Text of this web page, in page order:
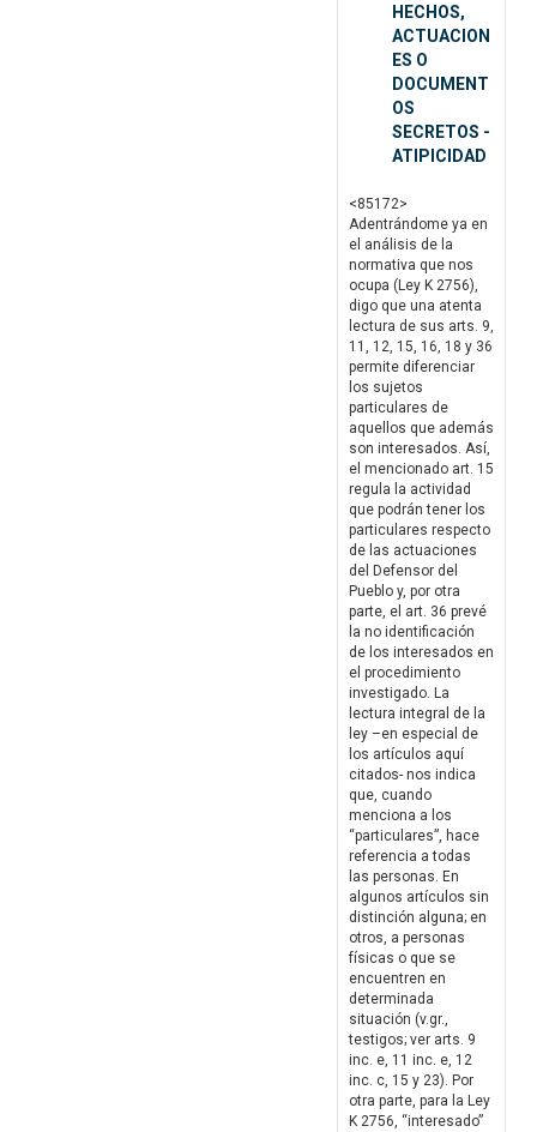
HECHOS,
ACTUACION
ES O
DOCUMENT
OS
SECRETOS -
ATIPICIDAD
<85172>
Adentrándome ya en
el análisis de la
normativa que nos
ocupa (Ley K 2756),
digo que una atenta
lectura de sus arts. 9,
11, 12, 15, 16, 18 y 36
permite diferenciar
los sujetos
particulares de
aquellos que además
son interesados. Así,
el mencionado art. 15
regula la actividad
que podrán tener los
particulares respecto
de las actuaciones
del Defensor del
Pueblo y, por otra
parte, el art. 36 prevé
la no identificación
de los interesados en
el procedimiento
investigado. La
lectura integral de la
ley –en especial de
los artículos aquí
citados- nos indica
que, cuando
menciona a los
“particulares”, hace
referencia a todas
las personas. En
algunos artículos sin
distinción alguna; en
otros, a personas
físicas o que se
encuentren en
determinada
situación (v.gr.,
testigos; ver arts. 9
inc. e, 11 inc. e, 12
inc. c, 15 y 23). Por
otra parte, para la Ley
K 2756, “interesado”